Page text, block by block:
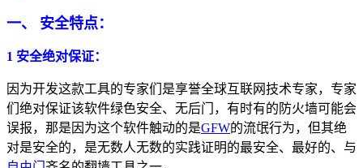
一、 安全特点：
1 安全绝对保证：
因为开发这款工具的专家们是享誉全球互联网技术专家，专家
们绝对保证该软件绿色安全、无后门，有时有的防火墙可能会
误报，那是因为这个软件触动的是GFW的流氓行为，但其绝
对是安全的，是无数人无数的实践证明的最安全、最好的、与